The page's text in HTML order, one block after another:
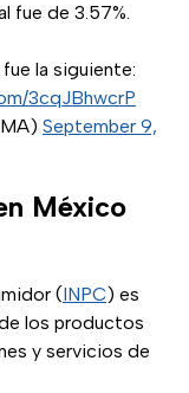
fue de 3.57%.
la siguiente:
3cqJBhwcrP
September 9,
México
(INPC(se abre
) es
los productos
y servicios de